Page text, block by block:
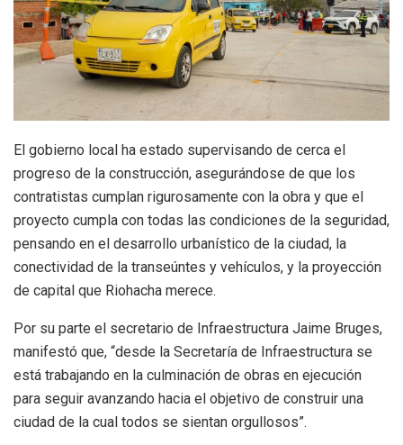
El gobierno local ha estado supervisando de cerca el
progreso de la construcción, asegurándose de que los
contratistas cumplan rigurosamente con la obra y que el
proyecto cumpla con todas las condiciones de la seguridad,
pensando en el desarrollo urbanístico de la ciudad, la
conectividad de la transeúntes y vehículos, y la proyección
de capital que Riohacha merece.
Por su parte el secretario de Infraestructura Jaime Bruges,
manifestó que, “desde la Secretaría de Infraestructura se
está trabajando en la culminación de obras en ejecución
para seguir avanzando hacia el objetivo de construir una
ciudad de la cual todos se sientan orgullosos”.